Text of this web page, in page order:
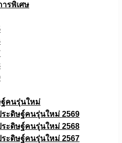
ารพิเศษ
ฐ์คนรุ่นใหม่
ระดิษฐ์คนรุ่นใหม่ 2569
ระดิษฐ์คนรุ่นใหม่ 2568
ระดิษฐ์คนรุ่นใหม่ 2567